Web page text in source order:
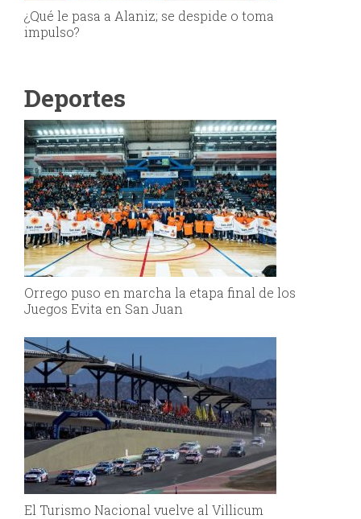
¿Qué le pasa a Alaniz; se despide o toma
impulso?
Deportes
Orrego puso en marcha la etapa final de los
Juegos Evita en San Juan
El Turismo Nacional vuelve al Villicum